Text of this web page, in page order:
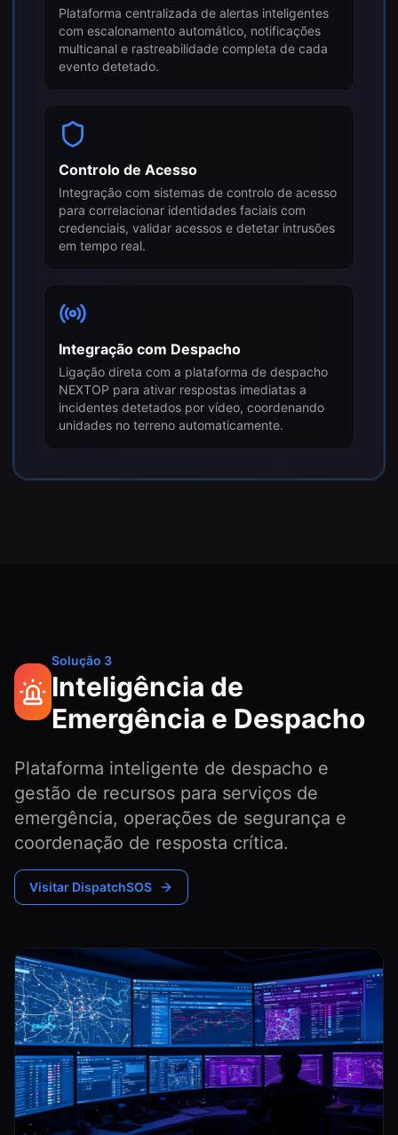
Plataforma centralizada de alertas inteligentes
com escalonamento automático, notificações
multicanal e rastreabilidade completa de cada
evento detetado.
Controlo de Acesso
Integração com sistemas de controlo de acesso
para correlacionar identidades faciais com
credenciais, validar acessos e detetar intrusões
em tempo real.
Integração com Despacho
Ligação direta com a plataforma de despacho
NEXTOP para ativar respostas imediatas a
incidentes detetados por vídeo, coordenando
unidades no terreno automaticamente.
Solução 3
Inteligência de
Emergência e Despacho
Plataforma inteligente de despacho e
gestão de recursos para serviços de
emergência, operações de segurança e
coordenação de resposta crítica.
Visitar DispatchSOS